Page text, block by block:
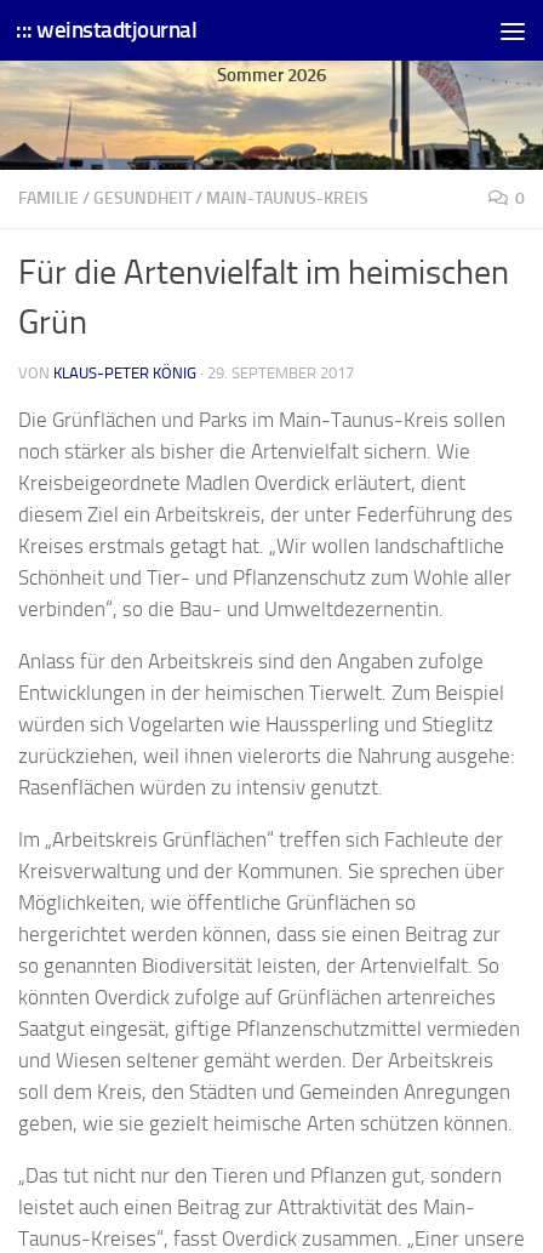
Skip to content
::: weinstadtjournal
Sommer 2026
FAMILIE / GESUNDHEIT/ MAIN-TAUNUS-KREIS 0
Für die Artenvielfalt im heimischen
Grün
VON KLAUS-PETER KÖNIG · 29. SEPTEMBER 2017
Die Grünflächen und Parks im Main-Taunus-Kreis sollen
noch stärker als bisher die Artenvielfalt sichern. Wie
Kreisbeigeordnete Madlen Overdick erläutert, dient
diesem Ziel ein Arbeitskreis, der unter Federführung des
Kreises erstmals getagt hat. „Wir wollen landschaftliche
Schönheit und Tier- und Pflanzenschutz zum Wohle aller
verbinden“, so die Bau- und Umweltdezernentin.
Anlass für den Arbeitskreis sind den Angaben zufolge
Entwicklungen in der heimischen Tierwelt. Zum Beispiel
würden sich Vogelarten wie Haussperling und Stieglitz
zurückziehen, weil ihnen vielerorts die Nahrung ausgehe:
Rasenflächen würden zu intensiv genutzt.
Im „Arbeitskreis Grünflächen“ treffen sich Fachleute der
Kreisverwaltung und der Kommunen. Sie sprechen über
Möglichkeiten, wie öffentliche Grünflächen so
hergerichtet werden können, dass sie einen Beitrag zur
so genannten Biodiversität leisten, der Artenvielfalt. So
könnten Overdick zufolge auf Grünflächen artenreiches
Saatgut eingesät, giftige Pflanzenschutzmittel vermieden
und Wiesen seltener gemäht werden. Der Arbeitskreis
soll dem Kreis, den Städten und Gemeinden Anregungen
geben, wie sie gezielt heimische Arten schützen können.
„Das tut nicht nur den Tieren und Pflanzen gut, sondern
leistet auch einen Beitrag zur Attraktivität des Main-
Taunus-Kreises“, fasst Overdick zusammen. „Einer unsere